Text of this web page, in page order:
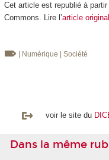
Cet article est republié à partir
Commons. Lire l’article original
| Numérique | Société
voir le site du
Dans la même